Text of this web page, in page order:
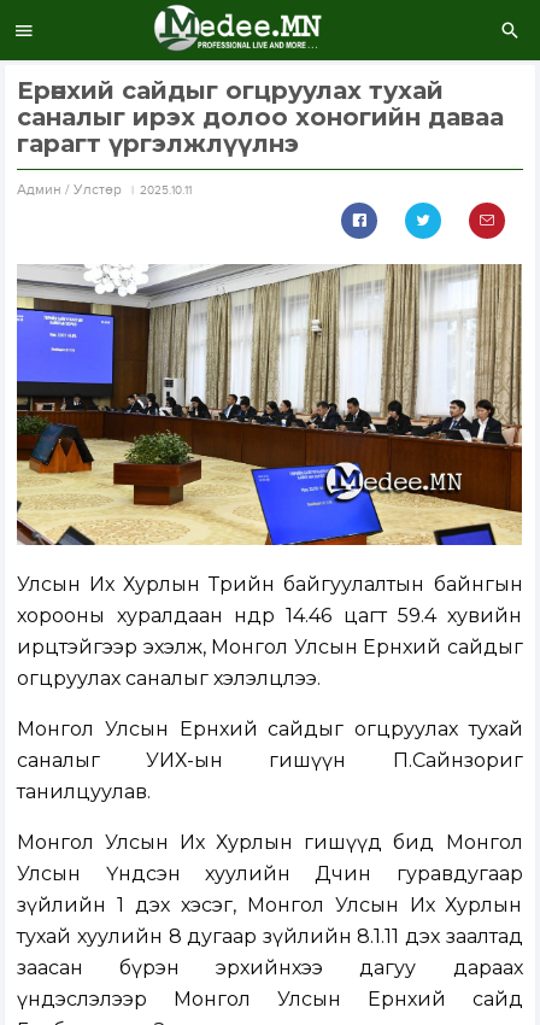
Ерөнхий сайдыг огцруулах тухай
саналыг ирэх долоо хоногийн даваа
гарагт үргэлжлүүлнэ
Aдмин / Улстөр 2025.10.11
Улсын Их Хурлын Төрийн байгуулалтын байнгын
хорооны хуралдаан өнөөдөр 14.46 цагт 59.4 хувийн
ирцтэйгээр эхэлж, Монгол Улсын Ерөнхий сайдыг
огцруулах саналыг хэлэлцлээ.
Монгол Улсын Ерөнхий сайдыг огцруулах тухай
саналыг УИХ-ын гишүүн П.Сайнзориг
танилцуулав.
Монгол Улсын Их Хурлын гишүүд бид Монгол
Улсын Үндсэн хуулийн Дөчин гуравдугаар
зүйлийн 1 дэх хэсэг, Монгол Улсын Их Хурлын
тухай хуулийн 8 дугаар зүйлийн 8.1.11 дэх заалтад
заасан бүрэн эрхийнхээ дагуу дараах
үндэслэлээр Монгол Улсын Ерөнхий сайд